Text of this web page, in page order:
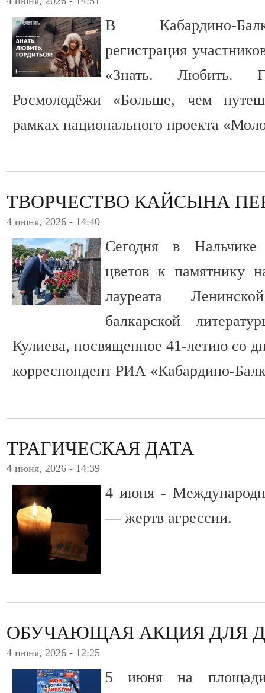
В Кабардино-
регистрация
«Знать. Любить.
Росмолодёжи «Больше, чем
рамках национального проекта
ТВОРЧЕСТВО КАЙСЫНА
4 июня, 2026 - 14:40
Сегодня в Нальчике
цветов к памятнику
лауреата
балкарской
Кулиева, посвященное 41-летию со
корреспондент РИА «Кабардино-
ТРАГИЧЕСКАЯ ДАТА
4 июня, 2026 - 14:39
4 июня -
— жертв агрессии.
ОБУЧАЮЩАЯ АКЦИЯ ДЛЯ
4 июня, 2026 - 12:25
5 июня на